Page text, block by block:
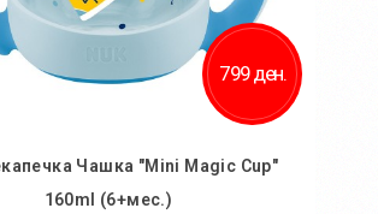
799 ден.
Чашка "Mini Magic Cup"
160ml (6+мес.)